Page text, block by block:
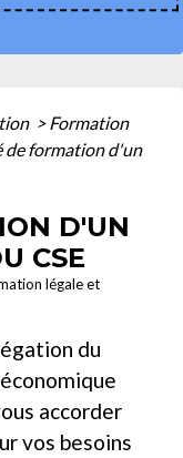
> Formation
de formation d'un
D'UN
CSE
légale et
du
accorder
vos besoins